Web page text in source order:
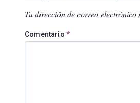
Tu dirección de correo electrónico
Comentario *